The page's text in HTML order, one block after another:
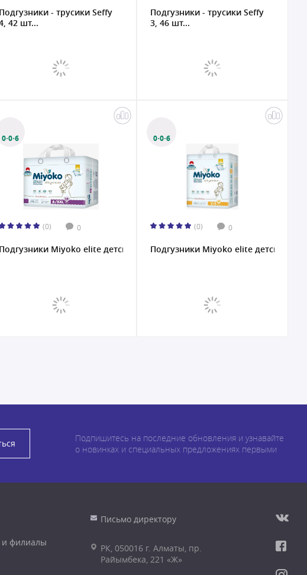
Подгузники - трусики Seffy
42 шт...
Подгузники - трусики Seffy
3, 46 шт...
0·0·6
(0) 0
Подгузники Miyoko elite детские XXL/6, 38 шт....
0·0·6
(0) 0
Подгузники Miyoko elite детские S/
Подпишитесь на последние обновления и узнавайте
о новинках и специальных предложениях первыми
филиалы
Письмо директору
РК, 050016 г. Алматы, пр.
Райымбека, 221 «Ж»